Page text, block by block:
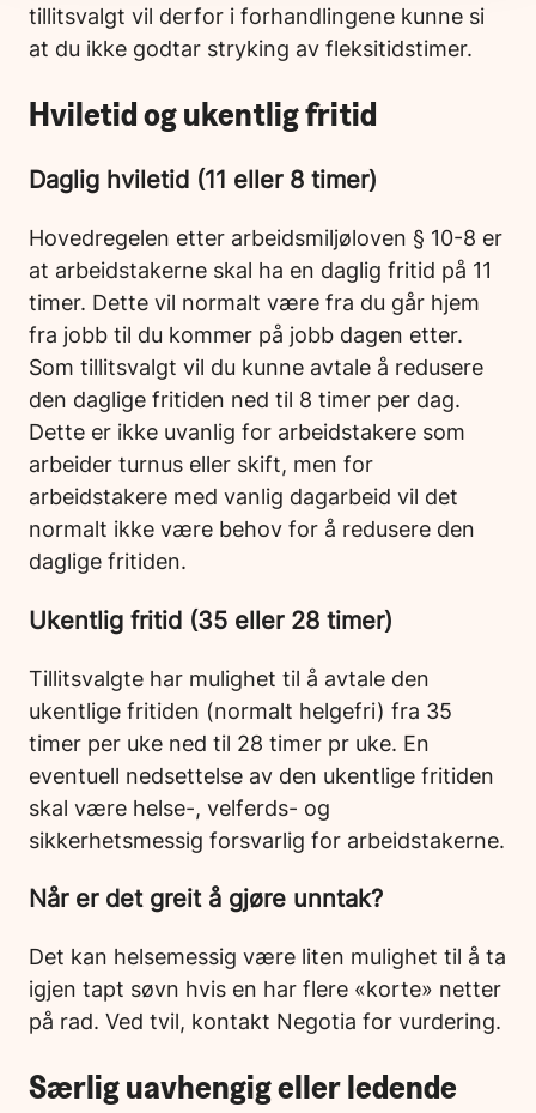
tillitsvalgt vil derfor i forhandlingene kunne si
at du ikke godtar stryking av fleksitidstimer.
Hviletid og ukentlig fritid
Daglig hviletid (11 eller 8 timer)
Hovedregelen etter arbeidsmiljøloven § 10-8 er
at arbeidstakerne skal ha en daglig fritid på 11
timer. Dette vil normalt være fra du går hjem
fra jobb til du kommer på jobb dagen etter.
Som tillitsvalgt vil du kunne avtale å redusere
den daglige fritiden ned til 8 timer per dag.
Dette er ikke uvanlig for arbeidstakere som
arbeider turnus eller skift, men for
arbeidstakere med vanlig dagarbeid vil det
normalt ikke være behov for å redusere den
daglige fritiden.
Ukentlig fritid (35 eller 28 timer)
Tillitsvalgte har mulighet til å avtale den
ukentlige fritiden (normalt helgefri) fra 35
timer per uke ned til 28 timer pr uke. En
eventuell nedsettelse av den ukentlige fritiden
skal være helse-, velferds- og
sikkerhetsmessig forsvarlig for arbeidstakerne.
Når er det greit å gjøre unntak?
Det kan helsemessig være liten mulighet til å ta
igjen tapt søvn hvis en har flere «korte» netter
på rad. Ved tvil, kontakt Negotia for vurdering.
Særlig uavhengig eller ledende